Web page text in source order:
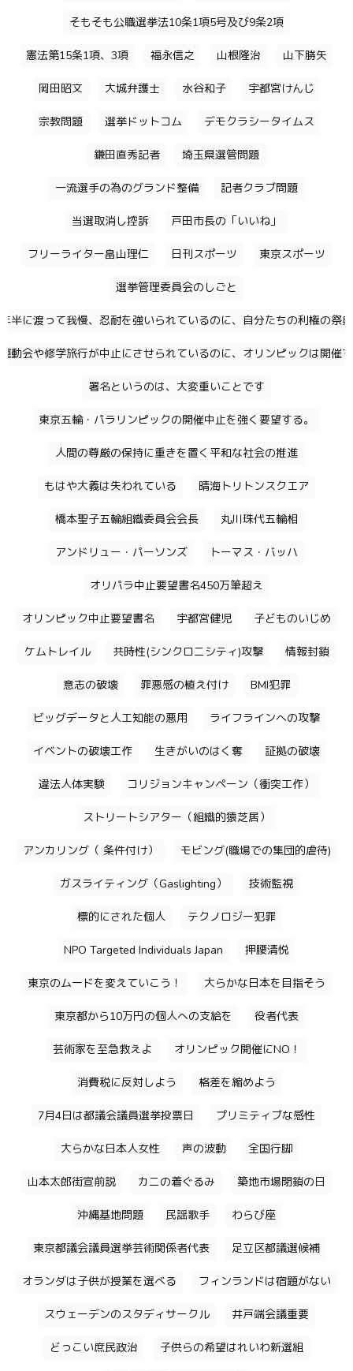
そもそも公職選挙法10条1項5号及び9条2項
憲法第15条1項、3項 福永信之 山根隆治 山下勝矢
岡田昭文 大城弁護士 水谷和子 宇都宮けんじ
宗教問題 選挙ドットコム デモクラシータイムス
鎌田直秀記者 埼玉県選管問題
一流選手の為のグランド整備 記者クラブ問題
当選取消し控訴 戸田市長の「いいね」
フリーライター畠山理仁 日刊スポーツ 東京スポーツ
選挙管理委員会のしごと
半に渡って我慢、忍耐を強いられているのに、自分たちの利権の祭
動会や修学旅行が中止にさせられているのに、オリンピックは開催
署名というのは、大変重いことです
東京五輪・パラリンピックの開催中止を強く要望する。
人間の尊厳の保持に重きを置く平和な社会の推進
もはや大義は失われている 晴海トリトンスクエア
橋本聖子五輪組織委員会会長 丸川珠代五輪相
アンドリュー・パーソンズ トーマス・バッハ
オリパラ中止要望書名450万筆超え
オリンピック中止要望書名 宇都宮健児 子どものいじめ
ケムトレイル 共時性(シンクロニシティ)攻撃 情報封鎖
意志の破壊 罪悪感の植え付け BMI犯罪
ビッグデータと人工知能の悪用 ライフラインへの攻撃
イベントの破壊工作 生きがいのはく奪 証拠の破壊
違法人体実験 コリジョンキャンペーン（衝突工作）
ストリートシアター（組織的猿芝居）
アンカリング（ 条件付け） モビング(職場での集団的虐待)
ガスライティング（Gaslighting） 技術監視
標的にされた個人 テクノロジー犯罪
NPO Targeted Individuals Japan 押腰清悦
東京のムードを変えていこう！ 大らかな日本を目指そう
東京都から10万円の個人への支給を 役者代表
芸術家を至急救えよ オリンピック開催にNO！
消費税に反対しよう 格差を縮めよう
7月4日は都議会議員選挙投票日 プリミティブな感性
大らかな日本人女性 声の波動 全国行脚
山本太郎街宣前説 カニの着ぐるみ 築地市場閉鎖の日
沖縄基地問題 民謡歌手 わらび座
東京都議会議員選挙芸術関係者代表 足立区都議選候補
オランダは子供が授業を選べる フィンランドは宿題がない
スウェーデンのスタディサークル 井戸端会議重要
どっこい庶民政治 子供らの希望はれいわ新選組